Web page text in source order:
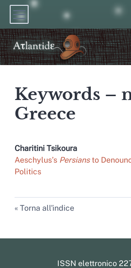
Keywords –
Greece
Charitini Tsikoura
Aeschylus’s Persiansto
Politics
Torna all'indice
ISSN elettronico